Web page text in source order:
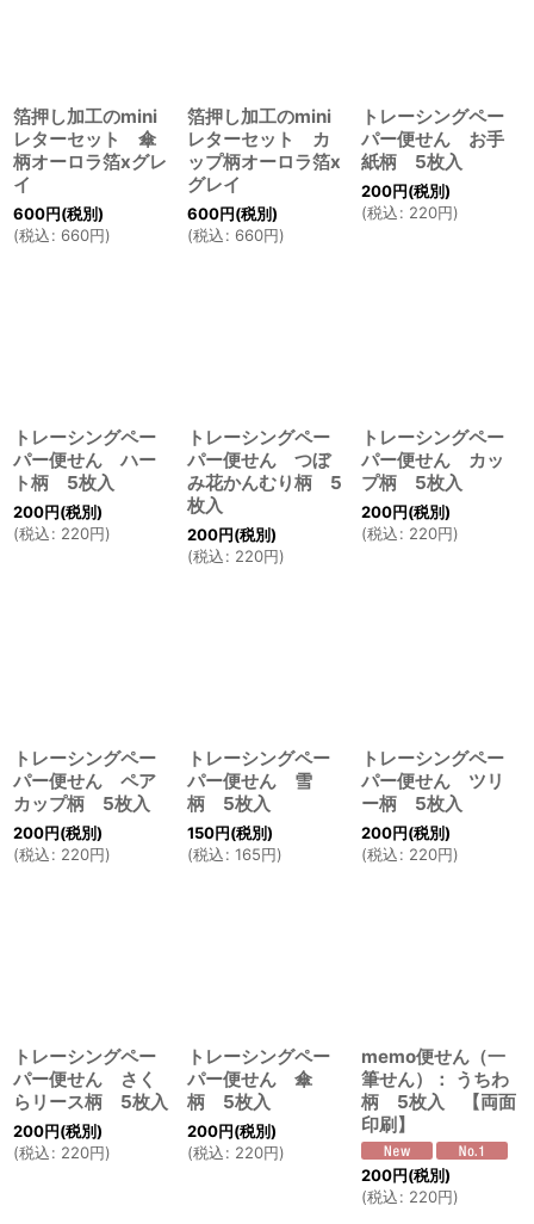
箔押し加工のmini
レターセット 傘
柄オーロラ箔xグレ
イ
600円(税別)
(税込: 660円)
箔押し加工のmini
レターセット カ
ップ柄オーロラ箔x
グレイ
600円(税別)
(税込: 660円)
トレーシングペー
パー便せん お手
紙柄 5枚入
200円(税別)
(税込: 220円)
トレーシングペー
パー便せん ハー
ト柄 5枚入
200円(税別)
(税込: 220円)
トレーシングペー
パー便せん つぼ
み花かんむり柄 5
枚入
200円(税別)
(税込: 220円)
トレーシングペー
パー便せん カッ
プ柄 5枚入
200円(税別)
(税込: 220円)
トレーシングペー
パー便せん ペア
カップ柄 5枚入
200円(税別)
(税込: 220円)
トレーシングペー
パー便せん 雪
柄 5枚入
150円(税別)
(税込: 165円)
トレーシングペー
パー便せん ツリ
ー柄 5枚入
200円(税別)
(税込: 220円)
トレーシングペー
パー便せん さく
らリース柄 5枚入
200円(税別)
(税込: 220円)
トレーシングペー
パー便せん 傘
柄 5枚入
200円(税別)
(税込: 220円)
memo便せん（一
筆せん）： うちわ
柄 5枚入 【両面
印刷】
200円(税別)
(税込: 220円)